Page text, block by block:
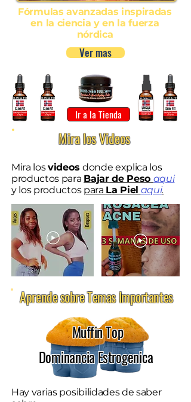
Fórmulas avanzadas inspiradas
en la ciencia y en la fuerza
nórdica
Ver mas
Ir a la Tienda
Mira los Videos
Mira losvideos donde explica los
productos para Bajar de Peso aqui
y los productos para La Piel aqui.
Aprende sobre Temas Importantes
Muffin Top
Dominancia Estrogenica
Hay varias posibilidades de saber